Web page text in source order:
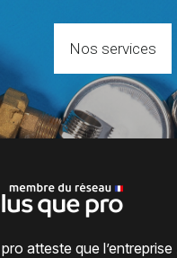
Nos services
atteste que